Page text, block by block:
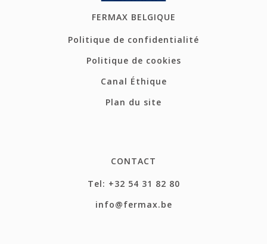
FERMAX BELGIQUE
Politique de confidentialité
Politique de cookies
Canal Éthique
Plan du site
CONTACT
Tel: +32 54 31 82 80
info@fermax.be